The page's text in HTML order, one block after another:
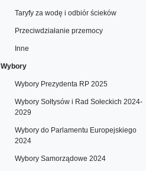
Taryfy za wodę i odbiór ścieków
Przeciwdziałanie przemocy
Inne
Wybory
Wybory Prezydenta RP 2025
Wybory Sołtysów i Rad Sołeckich 2024-
2029
Wybory do Parlamentu Europejskiego
2024
Wybory Samorządowe 2024